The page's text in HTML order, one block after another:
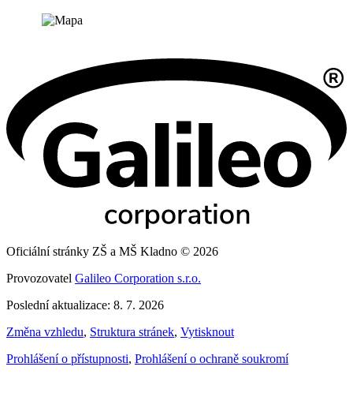
Oficiální stránky ZŠ a MŠ Kladno © 2026
Provozovatel Galileo Corporation s.r.o.
Poslední aktualizace: 8. 7. 2026
Změna vzhledu, Struktura stránek, Vytisknout
Prohlášení o přístupnosti, Prohlášení o ochraně soukromí